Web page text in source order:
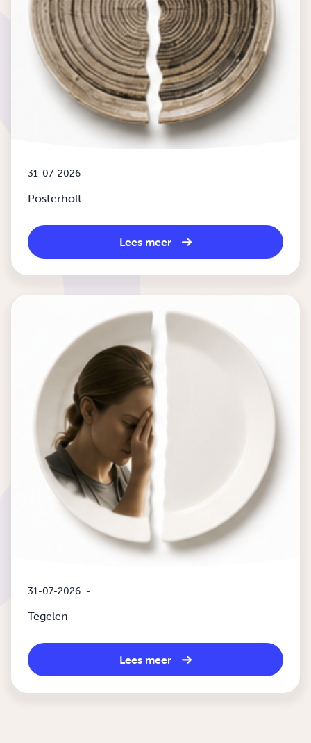
31-07-2026 -
Posterholt
Lees meer
31-07-2026 -
Tegelen
Lees meer